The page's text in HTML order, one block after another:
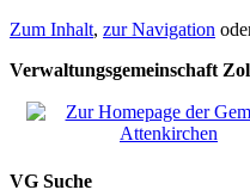
Zum Inhalt, zur Navigation
Verwaltungsgemeinschaft
VG Suche